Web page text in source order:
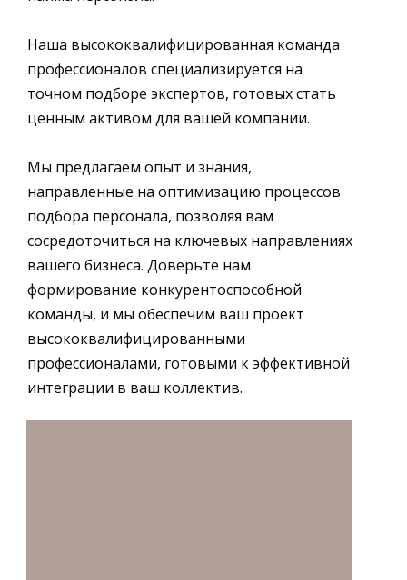
Наша высококвалифицированная команда
профессионалов специализируется на
точном подборе экспертов, готовых стать
ценным активом для вашей компании.
Мы предлагаем опыт и знания,
направленные на оптимизацию процессов
подбора персонала, позволяя вам
сосредоточиться на ключевых направлениях
вашего бизнеса. Доверьте нам
формирование конкурентоспособной
команды, и мы обеспечим ваш проект
высококвалифицированными
профессионалами, готовыми к эффективной
интеграции в ваш коллектив.